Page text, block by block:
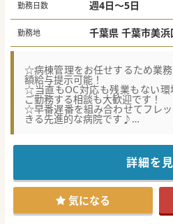
記給与は変動いた
定いたします。
勤務日数 週4日～5日
勤務地 千葉県 千葉市美
☆病棟管理をお任せするため業
額給与提示可能！
☆当直もOC対応も残業もない環
ご勤務する相談も大歓迎です！
☆早番遅番を組み合わせてフレ
きる先進的な病院です♪
・療養型病院でのご勤務ですの
ていただきます。基本的には症
すので、救急対応はほぼございま
・午前中に外来を開き患者様を
生には週数コマ担当頂ければ問
メインのお仕事になります。
・過去の搬送事例と言えば、胃
患者様に移動していただいた程
詳細を
気になる